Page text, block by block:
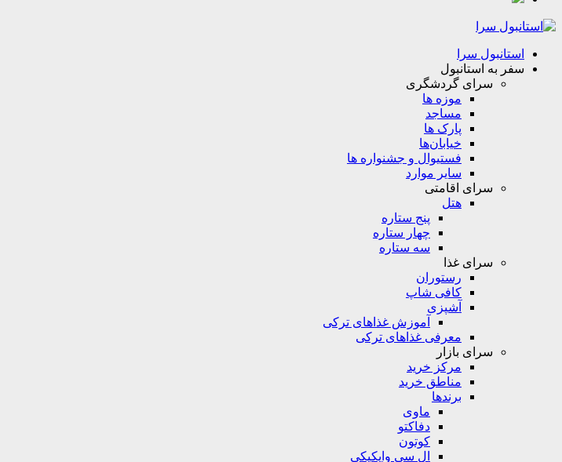
استانبول سرا
سفر به استانبول
سرای گردشگری
موزه ها
مساجد
پارک ها
خیابان‌ها
فستیوال و جشنواره ها
سایر موارد
سرای اقامتی
هتل
پنج ستاره
چهار ستاره
سه ستاره
سرای غذا
رستوران
کافی شاپ
آشپزی
آموزش غذاهای ترکی
معرفی غذاهای ترکی
سرای بازار
مرکز خرید
مناطق خرید
برندها
ماوی
دفاکتو
کوتون
ال سی وایکیکی